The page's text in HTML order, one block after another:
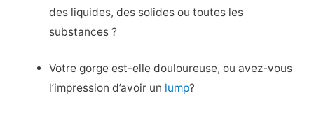
des liquides, des solides ou toutes les
substances ?
Votre gorge est-elle douloureuse, ou avez-vous
l’impression d’avoir un lump?